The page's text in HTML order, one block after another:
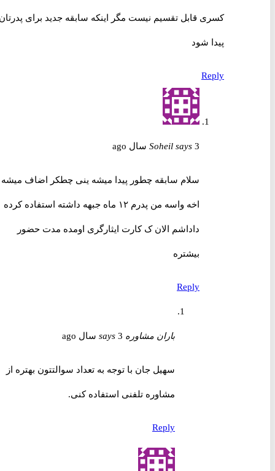
کسری قابل تقسیم نیست مگر اینکه سابقه جدید برای پدرتان
پیدا شود
Reply
Soheil says
سلام سابقه چطور پیدا میشه ینی چطکر اضاف میشه
اخه واسه من پدرم ۱۲ ماه جبهه داشته استفاده کرده
داداشم الان ک کارت ایثارگری اومده مدت حضور
بیشتره
Reply
باران مشاوره says 3 سال ago
سهیل جان با توجه به تعداد سوالتتون بهتره از
مشاوره تلفنی استفاده کنی.
Reply